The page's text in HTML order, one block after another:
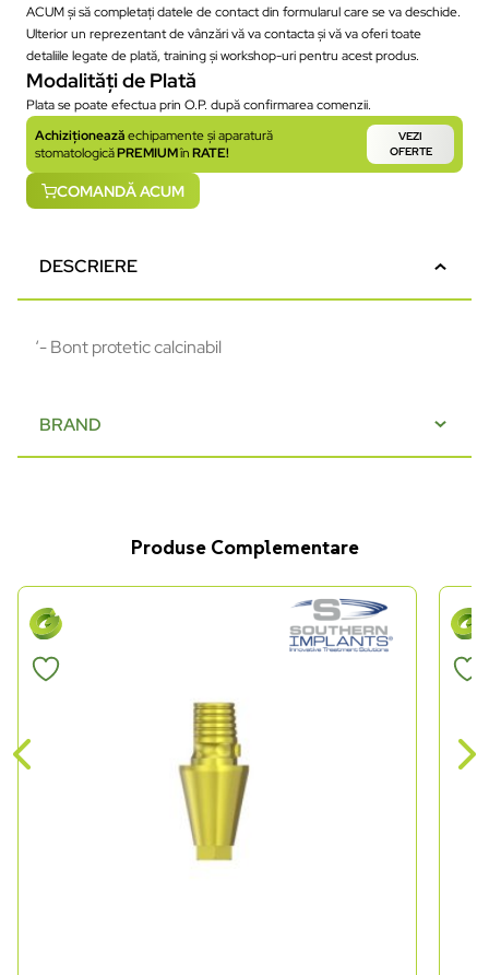
ACUM și să completați datele de contact din formularul care se va deschide.
Ulterior un reprezentant de vânzări vă va contacta și vă va oferi toate
detaliile legate de plată, training și workshop-uri pentru acest produs.
Modalități de Plată
Plata se poate efectua prin O.P. după confirmarea comenzii.
Achiziționeazăechipamente și aparatură
stomatologicăPREMIUMînRATE!
VEZI
OFERTE
COMANDĂ ACUM
DESCRIERE
‘- Bont protetic calcinabil
BRAND
Produse Complementare